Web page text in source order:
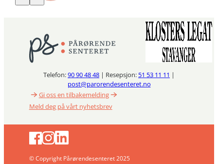
Telefon:90 90 48 48 | Resepsjon: 51 53 11 11 |
post@parorendesenteret.no
Gi oss en tilbakemelding
Meld deg på vårt nyhetsbrev
© Copyright Pårørendesenteret 2025